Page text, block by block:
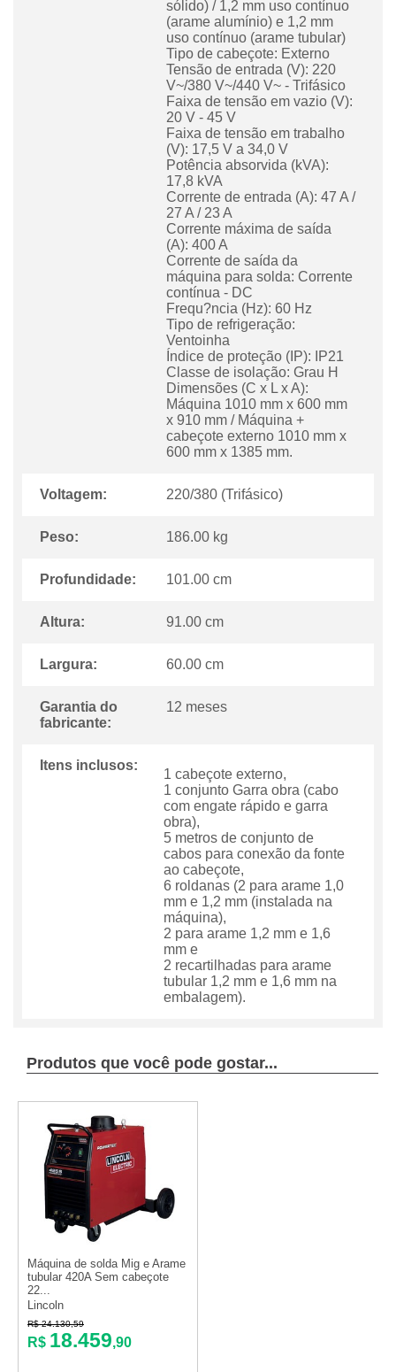
sólido) / 1,2 mm uso contínuo
(arame alumínio) e 1,2 mm
uso contínuo (arame tubular)
Tipo de cabeçote: Externo
Tensão de entrada (V): 220
V~/380 V~/440 V~ - Trifásico
Faixa de tensão em vazio (V):
20 V - 45 V
Faixa de tensão em trabalho
(V): 17,5 V a 34,0 V
Potência absorvida (kVA):
17,8 kVA
Corrente de entrada (A): 47 A /
27 A / 23 A
Corrente máxima de saída
(A): 400 A
Corrente de saída da
máquina para solda: Corrente
contínua - DC
Frequ?ncia (Hz): 60 Hz
Tipo de refrigeração:
Ventoinha
Índice de proteção (IP): IP21
Classe de isolação: Grau H
Dimensões (C x L x A):
Máquina 1010 mm x 600 mm
x 910 mm / Máquina +
cabeçote externo 1010 mm x
600 mm x 1385 mm.
Voltagem: 220/380 (Trifásico)
Peso: 186.00 kg
Profundidade: 101.00 cm
Altura: 91.00 cm
Largura: 60.00 cm
Garantia do
fabricante:
12 meses
Itens inclusos:
1 cabeçote externo,
1 conjunto Garra obra (cabo
com engate rápido e garra
obra),
5 metros de conjunto de
cabos para conexão da fonte
ao cabeçote,
6 roldanas (2 para arame 1,0
mm e 1,2 mm (instalada na
máquina),
2 para arame 1,2 mm e 1,6
mm e
2 recartilhadas para arame
tubular 1,2 mm e 1,6 mm na
embalagem).
Produtos que você pode gostar...
Máquina de solda Mig e Arame
tubular 420A Sem cabeçote
22...
Lincoln
R$ 24.130,59
R$ 18.459,90